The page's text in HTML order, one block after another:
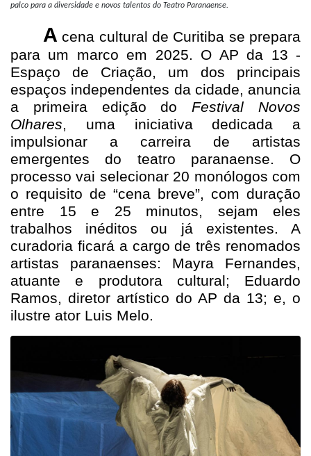
palco para a diversidade e novos talentos do Teatro Paranaense.
A cena cultural de Curitiba se prepara
para um marco em 2025. O AP da 13 -
Espaço de Criação, um dos principais
espaços independentes da cidade, anuncia
a primeira edição doFestival Novos
Olhares, uma iniciativa dedicada a
impulsionar a carreira de artistas
emergentes do teatro paranaense. O
processo vai selecionar 20 monólogos com
o requisito de “cena breve”, com duração
entre 15 e 25 minutos, sejam eles
trabalhos inéditos ou já existentes. A
curadoria ficará a cargo de três renomados
artistas paranaenses: Mayra Fernandes,
atuante e produtora cultural; Eduardo
Ramos, diretor artístico do AP da 13; e, o
ilustre ator Luis Melo.